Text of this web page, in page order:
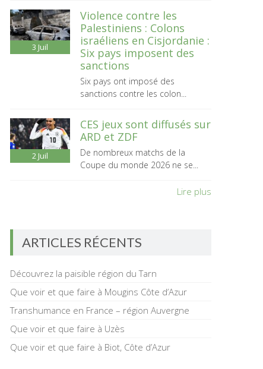
3 Juil
Violence contre les
Palestiniens : Colons
israéliens en Cisjordanie :
Six pays imposent des
sanctions
Six pays ont imposé des
sanctions contre les colon...
2 Juil
CES jeux sont diffusés sur
ARD et ZDF
De nombreux matchs de la
Coupe du monde 2026 ne se...
Lire plus
ARTICLES RÉCENTS
Découvrez la paisible région du Tarn
Que voir et que faire à Mougins Côte d’Azur
Transhumance en France – région Auvergne
Que voir et que faire à Uzès
Que voir et que faire à Biot, Côte d’Azur